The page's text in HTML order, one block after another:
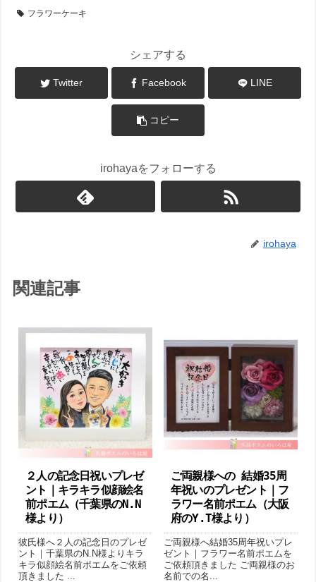
フラワーケーキ
シェアする
Twitter Facebook LINE
コピー
irohayaをフォローする
irohaya
関連記事
２人の記念日祝いプレゼ
ント｜キラキラ似顔絵名
前ポエム（千葉県のN.N
様より ）
彼氏様へ２人の記念日のプレゼ
ント｜千葉県のN.N様よりキラ
キラ似顔絵名前ポエムをご依頼
頂きました ...
ご両親様への 結婚35周
年祝いのプレゼント｜フ
ラワー名前ポエム（大阪
府のY.T様より）
ご両親様へ結婚35周年祝いプレ
ゼント｜フラワー名前ポエムを
ご依頼頂きました ご両親様のお
名前での名...